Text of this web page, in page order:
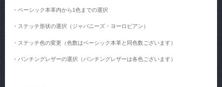
・ベーシック本革内から1色までの選択
・ステッチ形状の選択（ジャパニーズ・ヨーロピアン）
・ステッチ色の変更（色数はベーシック本革と同色数ございます）
・パンチングレザーの選択（パンチングレザーは各色ございます）